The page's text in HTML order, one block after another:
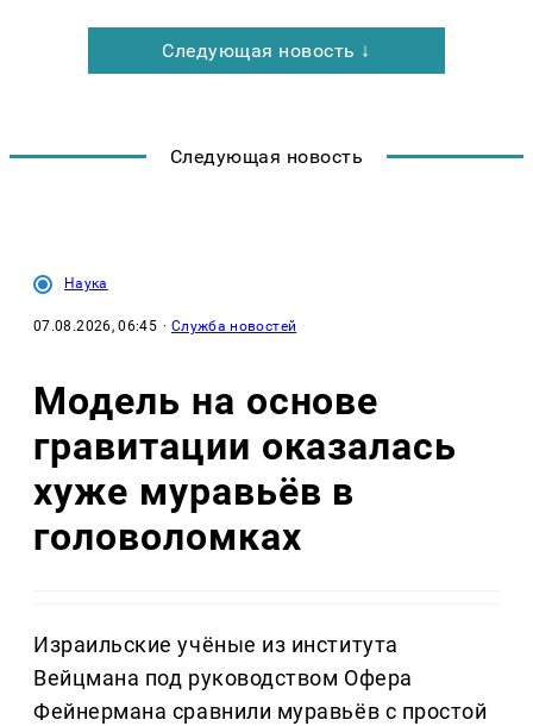
Следующая новость ↓
Следующая новость
Наука
07.08.2026, 06:45 · Служба новостей
Модель на основе
гравитации оказалась
хуже муравьёв в
головоломках
Израильские учёные из института
Вейцмана под руководством Офера
Фейнермана сравнили муравьёв с простой